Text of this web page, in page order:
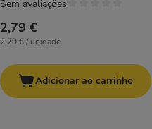
2,79 €
2,79 € / unidade
Sem avaliações
Adicionar ao carrinho